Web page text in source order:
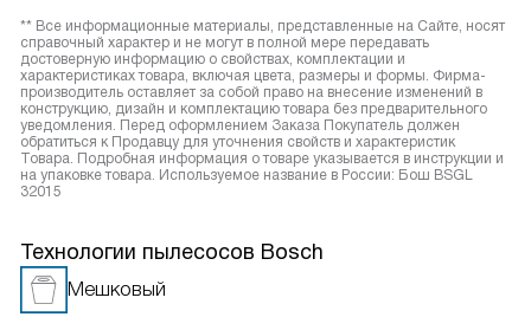
** Все информационные материалы, представленные на Сайте, носят
справочный характер и не могут в полной мере передавать
достоверную информацию о свойствах, комплектации и
характеристиках товара, включая цвета, размеры и формы. Фирма-
производитель оставляет за собой право на внесение изменений в
конструкцию, дизайн и комплектацию товара без предварительного
уведомления. Перед оформлением Заказа Покупатель должен
обратиться к Продавцу для уточнения свойств и характеристик
Товара. Подробная информация о товаре указывается в инструкции и
на упаковке товара. Используемое название в России: Бош BSGL
32015
Технологии пылесосов Bosch
Мешковый